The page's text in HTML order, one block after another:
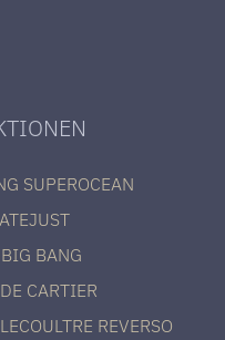
SUPEROCEAN
BANG
CARTIER
REVERSO